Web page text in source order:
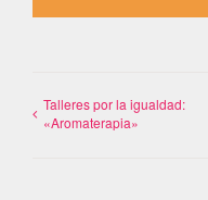
Talleres por la igualdad:
«Aromaterapia»